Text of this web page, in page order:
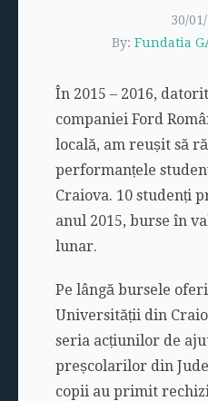
30/
By:Fundatia
În 2015 – 2016,
companiei Ford
locală, am reușit să
performanțele
Craiova. 10 studenți
anul 2015, burse în
lunar.
Pe lângă bursele
Universității din
seria acțiunilor de
preșcolarilor din
copii au primit